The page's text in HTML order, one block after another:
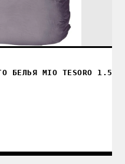
БЕЛЬЯ MIO TESORO